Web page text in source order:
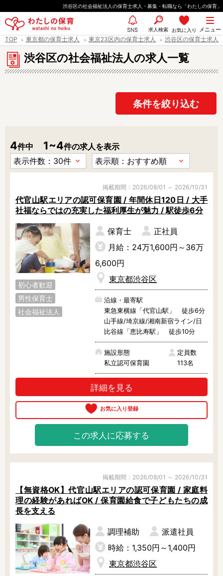
ー
の
先
頭
渋谷区の社会福祉法人の保育士求人・募集・転職なら「わたしの保育」
メニュー
お気に入り
求人検索
SNS
TOP 東京都の保育士求人 東京23区内の保育士求人 渋谷区の保育士求人
渋谷区の社会福祉法人の求人一覧
条件を絞り込む
4件中 1~4件の求人を表示
掲載期間：2026/08/01 ～ 2026/10/31
代官山駅エリアの認可保育園 / 年間休日120日 / 大手
社福ならではの充実した福利厚生が魅力 / 駅徒歩6分
初心者歓迎
男性保育士
社会福祉法人
保育士
正社員
月給：24万1,600円～36万
6,600円
東京都渋谷区
沿線・最寄駅
東急東横線「代官山駅」 徒歩6分
山手線/埼京線/湘南新宿ライン/日
比谷線「恵比寿駅」 徒歩10分
施設形態
私立認可保育園
定員数
113名
詳細を見る
この求人に応募する
掲載期間：2026/08/01 ～ 2026/10/31
【無資格OK】代官山駅エリアの認可保育園 / 家庭料
理の経験があればOK / 保育園給食で子どもたちの成
長を支える
調理補助
派遣社員
時給：1,350円～1,400円
東京都渋谷区
都道府県
エリア情報
職種
保育士
保育教諭
幼稚園教諭
放課後児童支援員
学童スタッフ
栄養士
調理師
調理補助
看護師
保育事務
その他
施設形態
公立保育園
私立認可保育園
認定こども園
幼稚園
小規模認可保育園
認可外保育園
事業所内保育所
児童館
児童発達支援事業所
テンダーの運営施設
その他施設
土日祝休み
残業3時間以内
駅徒歩5分以内
13時以降スタート
16時以降スタート
実働5時間以内
週3日以内
土日祝のお仕事
時給1600円～
書類対応なし
社会保険完備
住宅手当・借上社宅
資格不問
男性保育士
当社スタッフ活躍中